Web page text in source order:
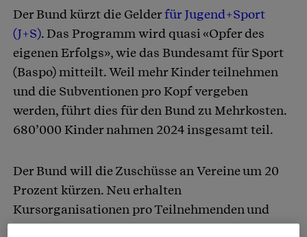
Artikel teilen
Der Bund kürzt die Gelderfür Jugend+Sport
(J+S). Das Programm wird quasi «Opfer des
eigenen Erfolgs», wie das Bundesamt für Sport
(Baspo) mitteilt. Weil mehr Kinder teilnehmen
und die Subventionen pro Kopf vergeben
werden, führt dies für den Bund zu Mehrkosten.
680’000 Kinder nahmen 2024 insgesamt teil.
Der Bund will die Zuschüsse an Vereine um 20
Prozent kürzen. Neu erhalten
Kursorganisationen pro Teilnehmenden und
Stunde Fr. 1.04 statt Fr. 1.30. Die Lagerbeiträge